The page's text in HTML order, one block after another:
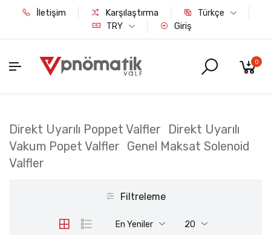
İletişim Karşılaştırma
Türkçe
TRY
Giriş
0
Direkt Uyarılı Poppet Valfler Direkt Uyarılı
Vakum Popet Valfler Genel Maksat Solenoid
Valfler
Filtreleme
En Yeniler 20